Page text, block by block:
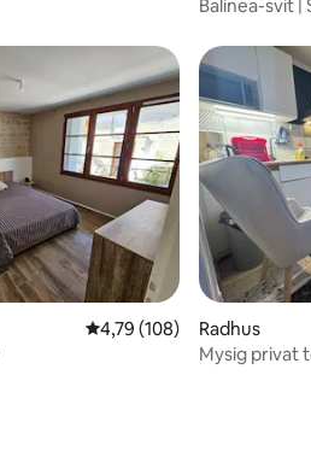
Balinea-svit |
4,79 av 5 i genomsnittligt
4,79 (108)
Radhus
Mysig privat